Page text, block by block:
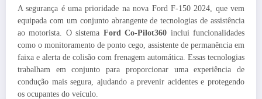
A segurança é uma prioridade na nova Ford F-150 2024, que vem
equipada com um conjunto abrangente de tecnologias de assistência
ao motorista. O sistema Ford Co-Pilot360 inclui funcionalidades
como o monitoramento de ponto cego, assistente de permanência em
faixa e alerta de colisão com frenagem automática. Essas tecnologias
trabalham em conjunto para proporcionar uma experiência de
condução mais segura, ajudando a prevenir acidentes e protegendo
os ocupantes do veículo.